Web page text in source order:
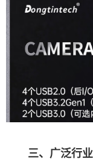
三、广泛行业